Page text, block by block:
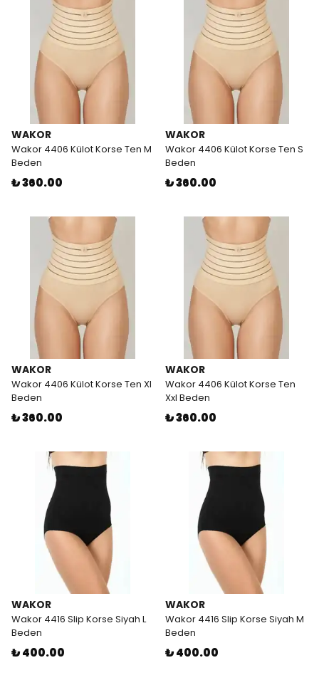
WAKOR
Wakor 4406 Külot Korse Ten M
Beden
₺ 360.00
WAKOR
Wakor 4406 Külot Korse Ten S
Beden
₺ 360.00
WAKOR
Wakor 4406 Külot Korse Ten Xl
Beden
₺ 360.00
WAKOR
Wakor 4406 Külot Korse Ten
Xxl Beden
₺ 360.00
WAKOR
Wakor 4416 Slip Korse Siyah L
Beden
₺ 400.00
WAKOR
Wakor 4416 Slip Korse Siyah M
Beden
₺ 400.00